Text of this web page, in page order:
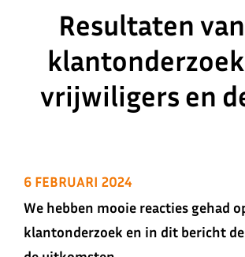
Resultaten
vrijwiligers en
6 FEBRUARI 2024
We hebben mooie reacties gehad
klantonderzoek en in dit bericht